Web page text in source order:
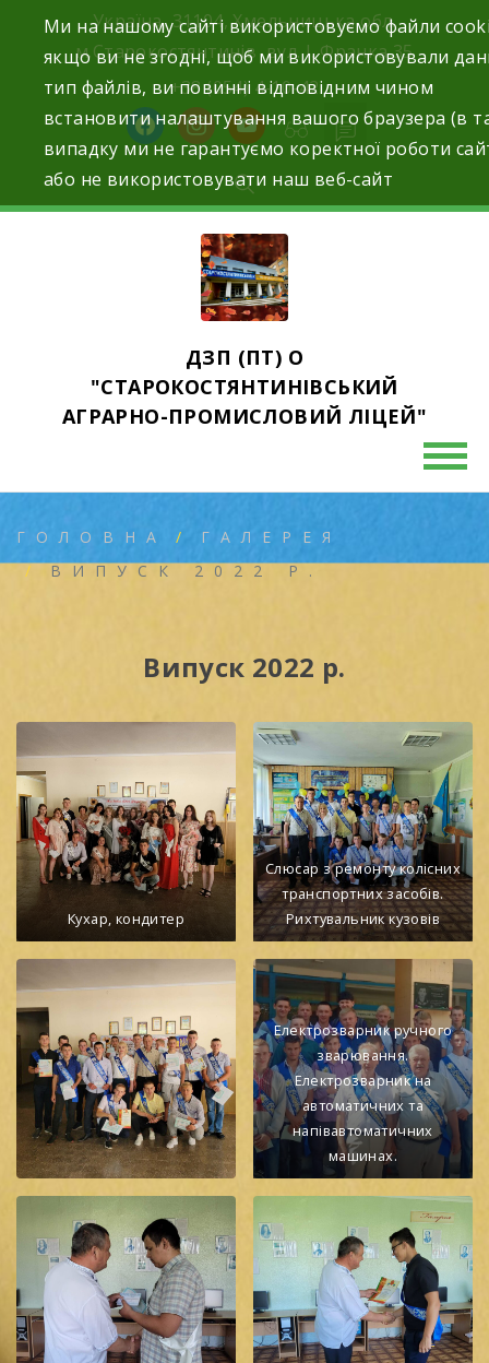
Україна, 31104, Хмельницька обл.
м.Старокостянтинів вул. І. Франка,35
+38 (054) 4-10-42
facebookinstagramyoutube
ДЗП (ПТ) О
"СТАРОКОСТЯНТИНІВСЬКИЙ
АГРАРНО-ПРОМИСЛОВИЙ ЛІЦЕЙ"
ГОЛОВНА
ГАЛЕРЕЯ
ВИПУСК 2022 Р.
Випуск 2022 р.
Кухар, кондитер
Слюсар з ремонту колісних
транспортних засобів.
Рихтувальник кузовів
Електрозварник ручного
зварювання.
Електрозварник на
автоматичних та
напівавтоматичних
машинах.
Ми на нашому сайті використовуємо файли
якщо ви не згодні, щоб ми використовували
тип файлів, ви повинні відповідним чином
встановити налаштування вашого браузера (в
випадку ми не гарантуємо коректної роботи
або не використовувати наш веб-сайт